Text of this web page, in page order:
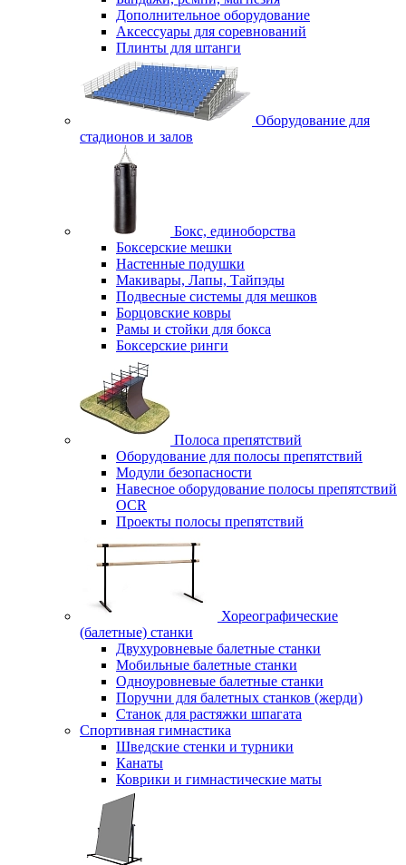
Дополнительное оборудование
Аксессуары для соревнований
Плинты для штанги
Оборудование для
стадионов и залов
Бокс, единоборства
Боксерские мешки
Настенные подушки
Макивары, Лапы, Тайпэды
Подвесные системы для мешков
Борцовские ковры
Рамы и стойки для бокса
Боксерские ринги
Полоса препятствий
Оборудование для полосы препятствий
Модули безопасности
Навесное оборудование полосы препятствий
OCR
Проекты полосы препятствий
Хореографические
(балетные) станки
Двухуровневые балетные станки
Мобильные балетные станки
Одноуровневые балетные станки
Поручни для балетных станков (жерди)
Станок для растяжки шпагата
Спортивная гимнастика
Шведские стенки и турники
Канаты
Коврики и гимнастические маты